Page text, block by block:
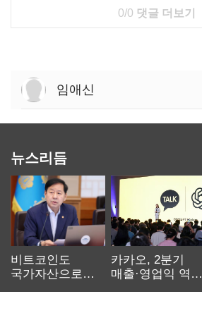
0/0 댓글 더보기
임애신
뉴스리듬
비트코인도
국가자산으로…'
카카오, 2분기
매출·영업익 역대